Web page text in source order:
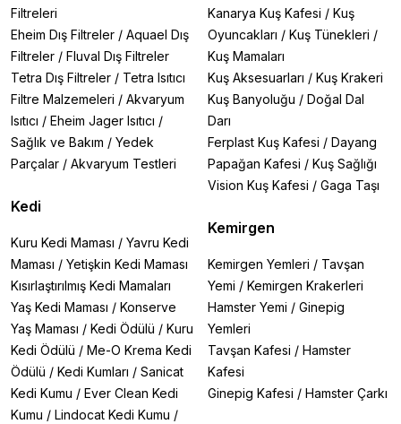
Filtreleri
Eheim Dış Filtreler / Aquael Dış
Filtreler / Fluval Dış Filtreler
Tetra Dış Filtreler / Tetra Isıtıcı
Filtre Malzemeleri / Akvaryum
Isıtıcı / Eheim Jager Isıtıcı /
Sağlık ve Bakım / Yedek
Parçalar / Akvaryum Testleri
Kedi
Kuru Kedi Maması / Yavru Kedi
Maması / Yetişkin Kedi Maması
Kısırlaştırılmış Kedi Mamaları
Yaş Kedi Maması / Konserve
Yaş Maması / Kedi Ödülü / Kuru
Kedi Ödülü / Me-O Krema Kedi
Ödülü / Kedi Kumları / Sanicat
Kedi Kumu / Ever Clean Kedi
Kumu / Lindocat Kedi Kumu /
Kanarya Kuş Kafesi / Kuş
Oyuncakları / Kuş Tünekleri /
Kuş Mamaları
Kuş Aksesuarları / Kuş Krakeri
Kuş Banyoluğu / Doğal Dal
Darı
Ferplast Kuş Kafesi / Dayang
Papağan Kafesi / Kuş Sağlığı
Vision Kuş Kafesi / Gaga Taşı
Kemirgen
Kemirgen Yemleri / Tavşan
Yemi / Kemirgen Krakerleri
Hamster Yemi / Ginepig
Yemleri
Tavşan Kafesi / Hamster
Kafesi
Ginepig Kafesi / Hamster Çarkı